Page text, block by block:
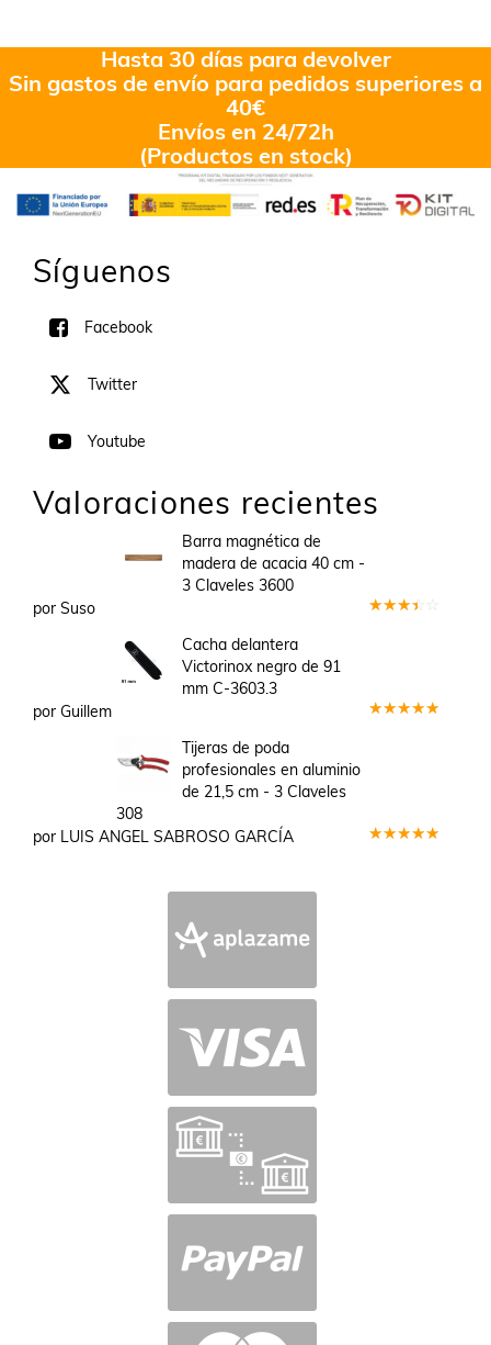
Hasta 30 días para devolver
Sin gastos de envío para pedidos superiores a
40€
Envíos en 24/72h
(Productos en stock)
Síguenos
Facebook
Twitter
Youtube
Valoraciones recientes
Barra magnética de
madera de acacia 40 cm -
3 Claveles 3600
por Suso
Cacha delantera
Victorinox negro de 91
mm C-3603.3
por Guillem
Tijeras de poda
profesionales en aluminio
de 21,5 cm - 3 Claveles
308
por LUIS ANGEL SABROSO GARCÍA